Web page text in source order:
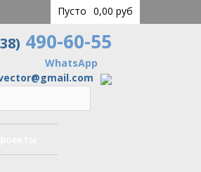
Пусто 0,00 руб
490-60-55
WhatsApp